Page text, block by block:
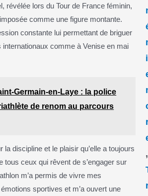
révélée lors du Tour de France féminin,
comme une figure montante.
constante lui permettant de briguer
internationaux comme à Venise en mai
Germain-en-Laye : la police
de renom au parcours
la discipline et le plaisir qu’elle a toujours
tous ceux qui rêvent de s’engager sur
m’a permis de vivre mes
sportives et m’a ouvert une
,